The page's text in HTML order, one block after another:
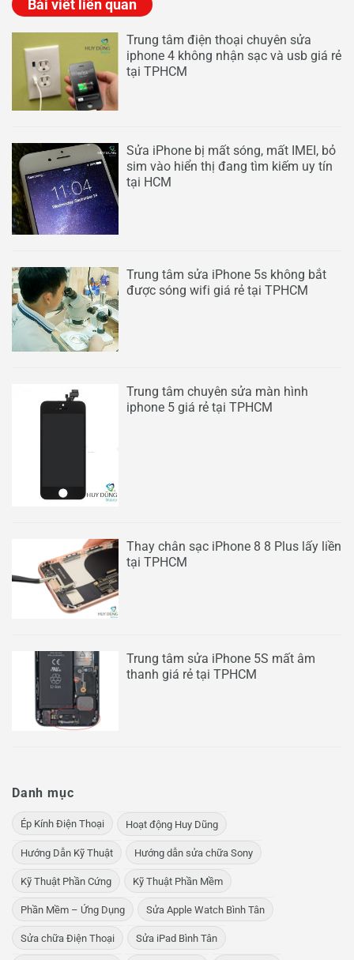
Bài viết liên quan
Trung tâm điện thoại chuyên sửa
iphone 4 không nhận sạc và usb giá rẻ
tại TPHCM
Sửa iPhone bị mất sóng, mất IMEI, bỏ
sim vào hiển thị đang tìm kiếm uy tín
tại HCM
Trung tâm sửa iPhone 5s không bắt
được sóng wifi giá rẻ tại TPHCM
Trung tâm chuyên sửa màn hình
iphone 5 giá rẻ tại TPHCM
Thay chân sạc iPhone 8 8 Plus lấy liền
tại TPHCM
Trung tâm sửa iPhone 5S mất âm
thanh giá rẻ tại TPHCM
Danh mục
Ép Kính Điện Thoại Hoạt động Huy Dũng
Hướng Dẫn Kỹ Thuật Hướng dẫn sửa chữa Sony
Kỹ Thuật Phần Cứng Kỹ Thuật Phần Mềm
Phần Mềm – Ứng Dụng Sửa Apple Watch Bình Tân
Sửa chữa Điện Thoại Sửa iPad Bình Tân